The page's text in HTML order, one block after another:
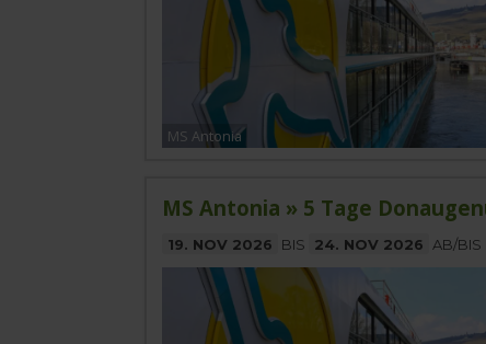
MS Antonia
MS Antonia » 5 Tage
19. NOV 2026 BIS 24. NOV 2026 AB/BIS